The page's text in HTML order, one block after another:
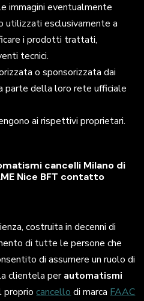
immagini eventualmente
utilizzati esclusivamente a
i prodotti trattati,
tecnici.
o sponsorizzata dai
parte della loro rete ufficiale
ai rispettivi proprietari.
cancelli Milano di
Nice BFT contatto
costruita in decenni di
di tutte le persone che
di assumere un ruolo di
clientela perautomatismi
propriocancello di marca FAAC